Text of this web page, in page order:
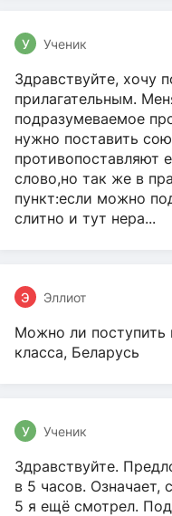
У Ученик
Здравствуйте, хочу
прилагательным.
подразумеваемое
нужно поставить
противопоставляют
слово,но так же в
пункт:если можно
слитно и тут нера...
Э Эллиот
Можно ли
класса, Беларусь
У Ученик
Здравствуйте.
в 5 часов. Означает,
5 я ещё смотрел.